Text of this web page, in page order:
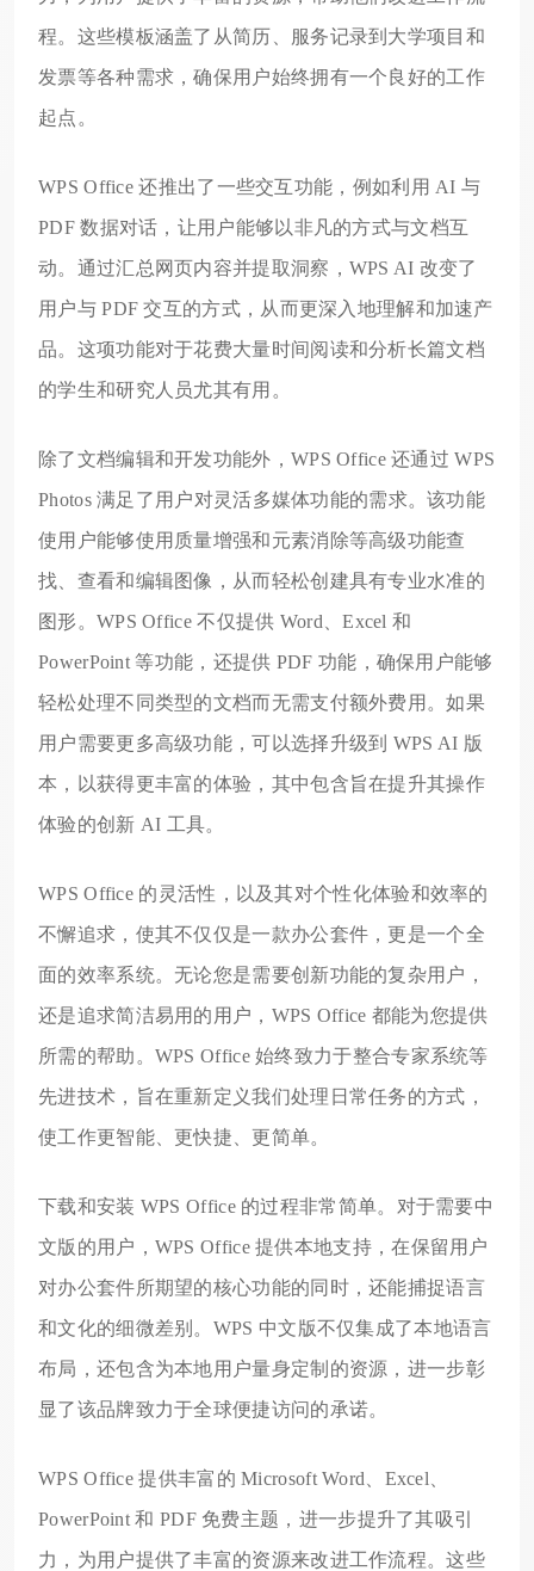
程。这些模板涵盖了从简历、服务记录到大学项目和
发票等各种需求，确保用户始终拥有一个良好的工作
起点。
WPS Office 还推出了一些交互功能，例如利用 AI 与
PDF 数据对话，让用户能够以非凡的方式与文档互
动。通过汇总网页内容并提取洞察，WPS AI 改变了
用户与 PDF 交互的方式，从而更深入地理解和加速产
品。这项功能对于花费大量时间阅读和分析长篇文档
的学生和研究人员尤其有用。
除了文档编辑和开发功能外，WPS Office 还通过 WPS
Photos 满足了用户对灵活多媒体功能的需求。该功能
使用户能够使用质量增强和元素消除等高级功能查
找、查看和编辑图像，从而轻松创建具有专业水准的
图形。WPS Office 不仅提供 Word、Excel 和
PowerPoint 等功能，还提供 PDF 功能，确保用户能够
轻松处理不同类型的文档而无需支付额外费用。如果
用户需要更多高级功能，可以选择升级到 WPS AI 版
本，以获得更丰富的体验，其中包含旨在提升其操作
体验的创新 AI 工具。
WPS Office 的灵活性，以及其对个性化体验和效率的
不懈追求，使其不仅仅是一款办公套件，更是一个全
面的效率系统。无论您是需要创新功能的复杂用户，
还是追求简洁易用的用户，WPS Office 都能为您提供
所需的帮助。WPS Office 始终致力于整合专家系统等
先进技术，旨在重新定义我们处理日常任务的方式，
使工作更智能、更快捷、更简单。
下载和安装 WPS Office 的过程非常简单。对于需要中
文版的用户，WPS Office 提供本地支持，在保留用户
对办公套件所期望的核心功能的同时，还能捕捉语言
和文化的细微差别。WPS 中文版不仅集成了本地语言
布局，还包含为本地用户量身定制的资源，进一步彰
显了该品牌致力于全球便捷访问的承诺。
WPS Office 提供丰富的 Microsoft Word、Excel、
PowerPoint 和 PDF 免费主题，进一步提升了其吸引
力，为用户提供了丰富的资源来改进工作流程。这些